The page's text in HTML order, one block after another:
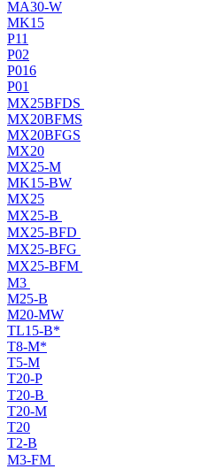
MA30-W
MK15
P11
P02
P016
P01
MX25BFDS
MX20BFMS
MX20BFGS
MX20
MX25-M
MK15-BW
MX25
MX25-B
MX25-BFD
MX25-BFG
MX25-BFM
M3
M25-B
M20-MW
TL15-B*
T8-M*
T5-M
T20-P
T20-B
T20-M
T20
T2-B
M3-FM